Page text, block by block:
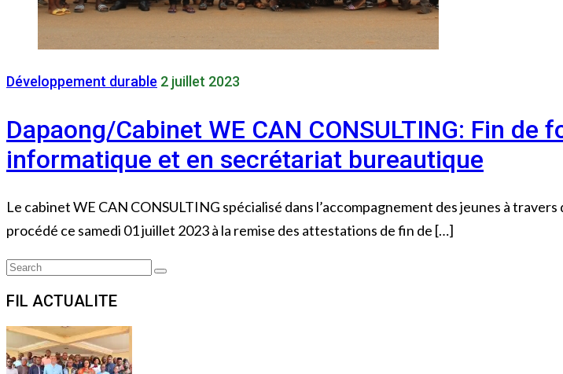
Développement durable 2 juillet 2023
Dapaong/Cabinet WE CAN CONSULTING: Fin
informatique et en secrétariat bureautique
Le cabinet WE CAN CONSULTING spécialisé dans l’accompagnement des jeunes à
procédé ce samedi 01 juillet 2023 à la remise des attestations de fin de […]
Search
Search
FIL ACTUALITE